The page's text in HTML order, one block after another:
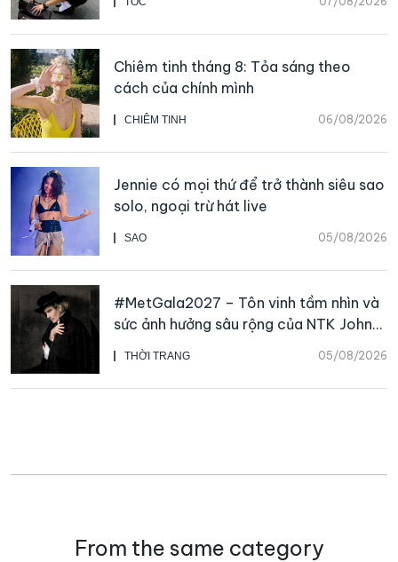
CHIÊM TINH 06/08/2026
Chiêm tinh tháng 8: Tỏa sáng theo
cách của chính mình
SAO 05/08/2026
Jennie có mọi thứ để trở thành siêu sao
solo, ngoại trừ hát live
THỜI TRANG 05/08/2026
#MetGala2027 – Tôn vinh tầm nhìn và
sức ảnh hưởng sâu rộng của NTK John
Galliano
From the same category